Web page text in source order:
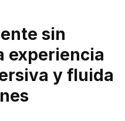
sin
experiencia
y fluida